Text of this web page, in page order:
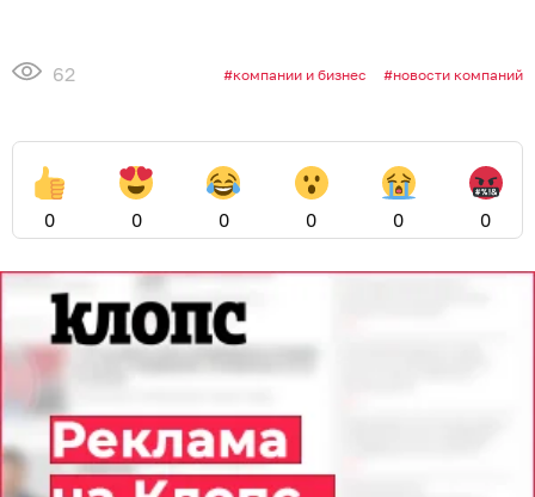
62 компании и бизнес новости компаний
0 0 0 0 0 0